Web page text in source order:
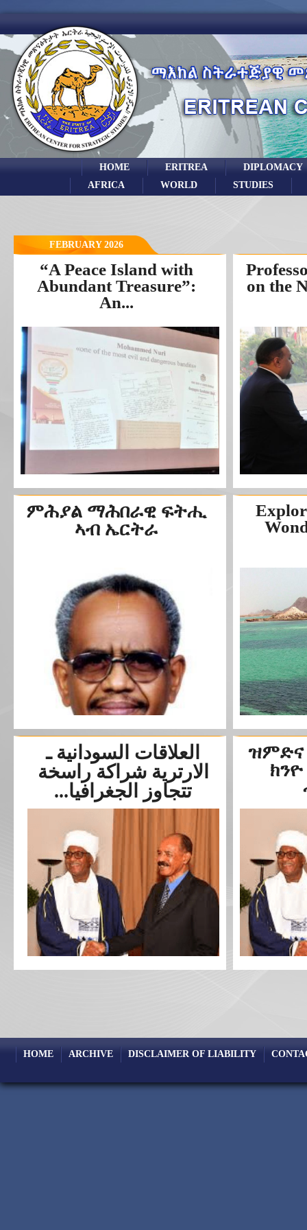
DIPLOMACY
ERITREA
HOME
STUDIES
WORLD
AFRICA
FEBRUARY 2026
“A Peace Island with
Abundant Treasure”:
An...
on the
ምሕያል ማሕበራዊ ፍትሒ
ኣብ ኤርትራ
العلاقات السودانية ـ
الارترية شراكة راسخة
تتجاوز الجغرافيا...
ዝምድና
HOME ARCHIVE DISCLAIMER OF LIABILITY